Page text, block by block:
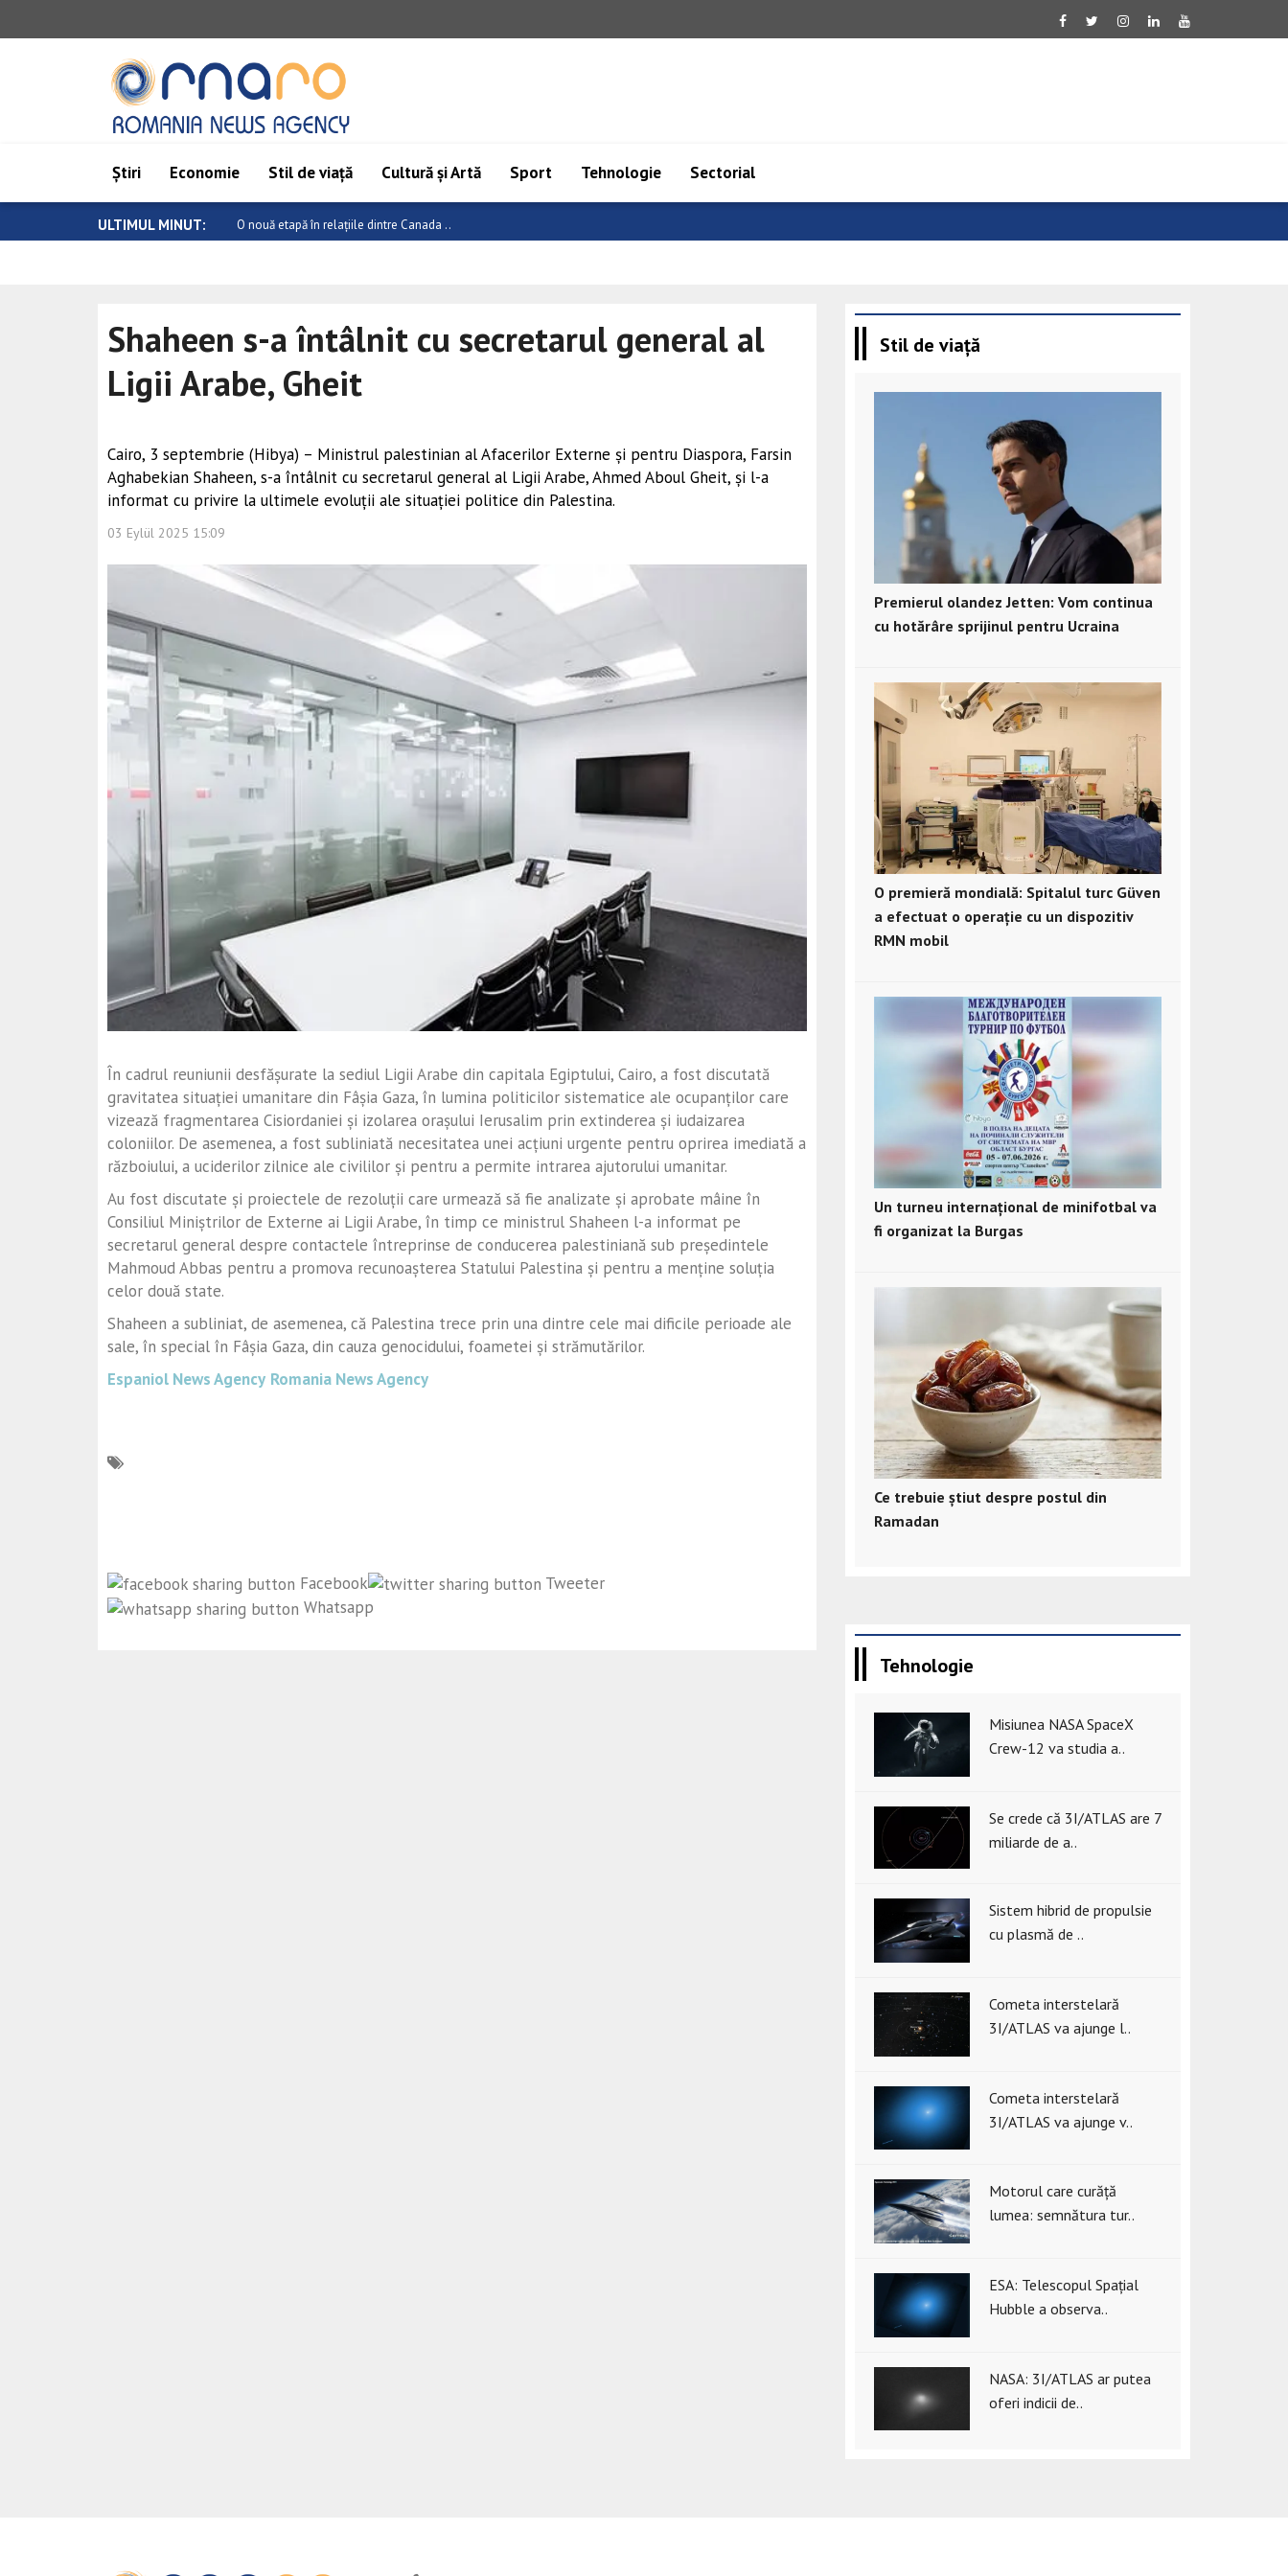
Știri Economie Stil de viață Cultură și Artă Sport Tehnologie Sectorial
ULTIMUL MINUT: Atac armat într-o școală din Thailanda: ..
Shaheen s-a întâlnit cu secretarul general al
Ligii Arabe, Gheit
Cairo, 3 septembrie (Hibya) – Ministrul palestinian al Afacerilor Externe și pentru Diaspora, Farsin
Aghabekian Shaheen, s-a întâlnit cu secretarul general al Ligii Arabe, Ahmed Aboul Gheit, și l-a
informat cu privire la ultimele evoluții ale situației politice din Palestina.
03 Eylül 2025 15:09
În cadrul reuniunii desfășurate la sediul Ligii Arabe din capitala Egiptului, Cairo, a fost discutată
gravitatea situației umanitare din Fâșia Gaza, în lumina politicilor sistematice ale ocupanților care
vizează fragmentarea Cisiordaniei și izolarea orașului Ierusalim prin extinderea și iudaizarea
coloniilor. De asemenea, a fost subliniată necesitatea unei acțiuni urgente pentru oprirea imediată a
războiului, a uciderilor zilnice ale civililor și pentru a permite intrarea ajutorului umanitar.
Au fost discutate și proiectele de rezoluții care urmează să fie analizate și aprobate mâine în
Consiliul Miniștrilor de Externe ai Ligii Arabe, în timp ce ministrul Shaheen l-a informat pe
secretarul general despre contactele întreprinse de conducerea palestiniană sub președintele
Mahmoud Abbas pentru a promova recunoașterea Statului Palestina și pentru a menține soluția
celor două state.
Shaheen a subliniat, de asemenea, că Palestina trece prin una dintre cele mai dificile perioade ale
sale, în special în Fâșia Gaza, din cauza genocidului, foametei și strămutărilor.
Espaniol News Agency Romania News Agency
Facebook
Tweeter
Whatsapp
Stil de viață
Premierul olandez Jetten: Vom continua
cu hotărâre sprijinul pentru Ucraina
O premieră mondială: Spitalul turc Güven
a efectuat o operație cu un dispozitiv
RMN mobil
Un turneu internațional de minifotbal va
fi organizat la Burgas
Ce trebuie știut despre postul din
Ramadan
Tehnologie
Misiunea NASA SpaceX
Crew-12 va studia a..
Se crede că 3I/ATLAS are 7
miliarde de a..
Sistem hibrid de propulsie
cu plasmă de ..
Cometa interstelară
3I/ATLAS va ajunge l..
Cometa interstelară
3I/ATLAS va ajunge v..
Motorul care curăță
lumea: semnătura tur..
ESA: Telescopul Spațial
Hubble a observa..
NASA: 3I/ATLAS ar putea
oferi indicii de..